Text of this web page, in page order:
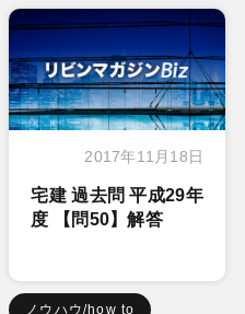
2017年11月18日
宅建 過去問 平成29年
度 【問50】解答
ノウハウ/how to